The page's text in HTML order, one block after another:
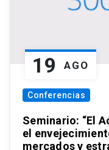
19 AGO
Conferencias
Seminario: “El
el
mercados y